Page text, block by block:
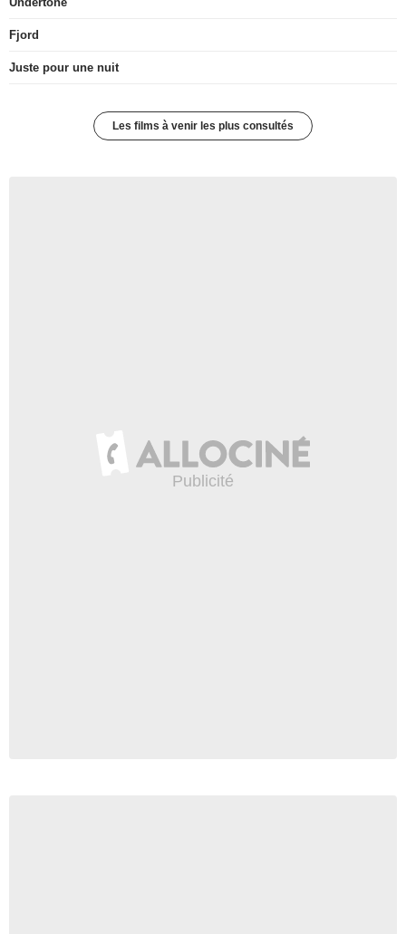
Fjord
Juste pour une nuit
Les films à venir les plus consultés